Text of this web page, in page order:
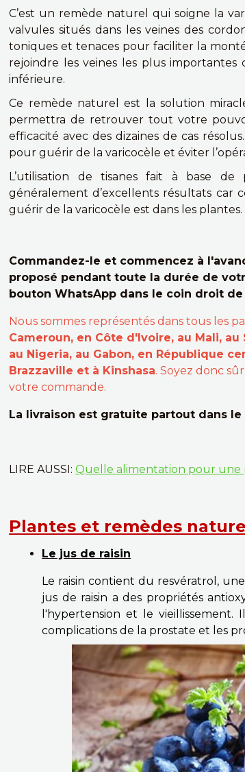
C’est un remède naturel qui soigne la
valvules situés dans les veines des
toniques et tenaces pour faciliter la
rejoindre les veines les plus
inférieure.
Ce remède naturel est la solution
permettra de retrouver tout votre
efficacité avec des dizaines de cas
pour guérir de la varicocèle et éviter
L’utilisation de tisanes fait à base
généralement d’excellents résultats car
guérir de la varicocèle est dans les plantes.
Commandez-le et commencez à
proposé pendant toute la durée de
bouton WhatsApp dans le coin droit
Nous sommes représentés dans tous les
Cameroun, en Côte d'Ivoire, au Mali,
au Nigeria, au Gabon, en République
Brazzaville et à Kinshasa. Soyez donc
votre commande.
La livraison est gratuite partout dans le
LIRE AUSSI:Quelle alimentation pour une
Plantes et remèdes
Le jus de raisin
Le raisin contient du resvératrol,
jus de raisin a des propriétés
l'hypertension et le
complications de la prostate et les